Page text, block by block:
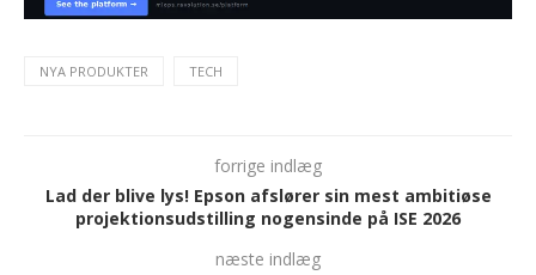
NYA PRODUKTER TECH
forrige indlæg
Lad der blive lys! Epson afslører sin mest ambitiøse
projektionsudstilling nogensinde på ISE 2026
næste indlæg